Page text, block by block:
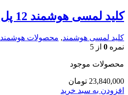
کلید لمسی هوشمند 12 پل بنیکا
کلید لمسی هوشمند, محصولات هوشمند Benica
نمره 0 از 5
محصولات موجود
23,840,000 تومان
افزودن به سبد خرید